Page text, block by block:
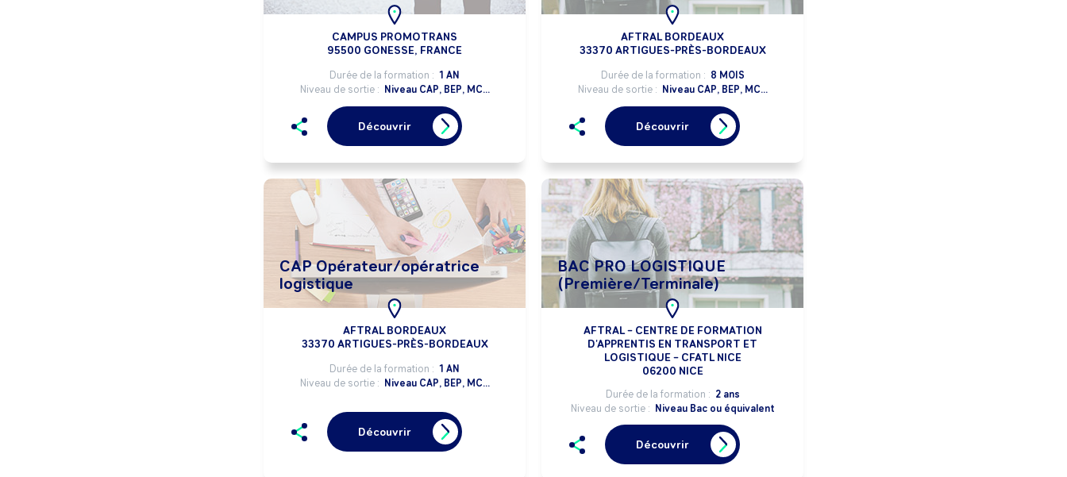
CAMPUS PROMOTRANS
95500 GONESSE, FRANCE
Durée de la formation : 1 AN
Niveau de sortie : Niveau CAP, BEP, MC...
Découvrir
AFTRAL BORDEAUX
33370 ARTIGUES-PRÈS-BORDEAUX
Durée de la formation : 8 MOIS
Niveau de sortie : Niveau CAP, BEP, MC...
Découvrir
CAP Opérateur/opératrice
logistique
AFTRAL BORDEAUX
33370 ARTIGUES-PRÈS-BORDEAUX
Durée de la formation : 1 AN
Niveau de sortie : Niveau CAP, BEP, MC...
Découvrir
BAC PRO LOGISTIQUE
(Première/Terminale)
AFTRAL – CENTRE DE FORMATION
D'APPRENTIS EN TRANSPORT ET
LOGISTIQUE – CFATL NICE
06200 NICE
Durée de la formation : 2 ans
Niveau de sortie : Niveau Bac ou équivalent
Découvrir